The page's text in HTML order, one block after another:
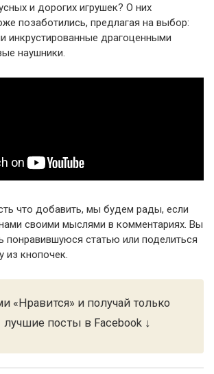
и дорогих игрушек? О них
позаботились, предлагая на выбор:
инкрустированные драгоценными
наушники.
что добавить, мы будем рады, если
своими мыслями в комментариях. Вы
понравившуюся статью или поделиться
из кнопочек.
«Нравится» и получай только
лучшие посты в Facebook ↓